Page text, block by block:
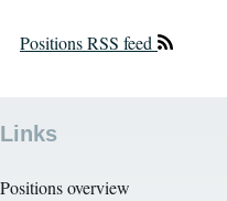
Positions RSS feed
Links
Positions overview